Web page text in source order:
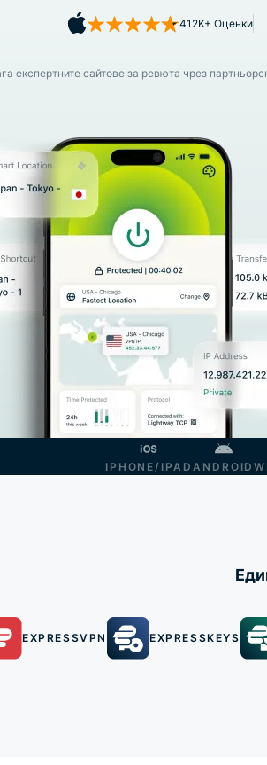
412K+ Оценки
експертните сайтове за ревюта чрез
IPHONE/IPAD ANDROID
EXPRESSVPN EXPRESSKEYS